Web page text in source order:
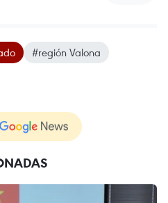
#región Valona